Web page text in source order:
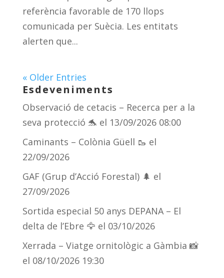
referència favorable de 170 llops
comunicada per Suècia. Les entitats
alerten que...
« Older Entries
Esdeveniments
Observació de cetacis – Recerca per a la
seva protecció 🐬 el 13/09/2026 08:00
Caminants – Colònia Güell 🥾 el
22/09/2026
GAF (Grup d’Acció Forestal) 🌲 el
27/09/2026
Sortida especial 50 anys DEPANA – El
delta de l’Ebre 🦅 el 03/10/2026
Xerrada – Viatge ornitològic a Gàmbia 📸
el 08/10/2026 19:30